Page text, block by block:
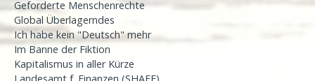
Geforderte Menschenrechte
Global Überlagerndes
Ich habe kein "Deutsch" mehr
Im Banne der Fiktion
Kapitalismus in aller Kürze